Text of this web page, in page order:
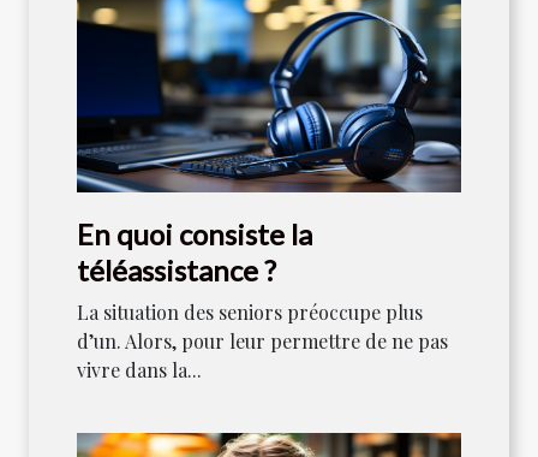
En quoi consiste la
téléassistance ?
La situation des seniors préoccupe plus
d’un. Alors, pour leur permettre de ne pas
vivre dans la...